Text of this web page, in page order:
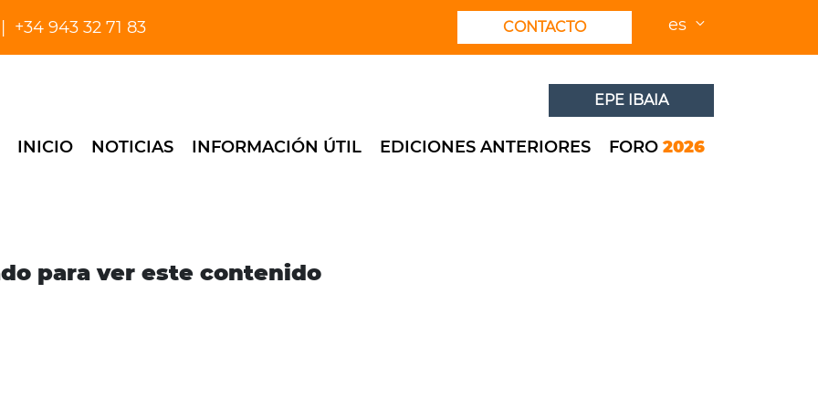
+34 943 32 71 83 CONTACTO es
EPE IBAIA
INICIO NOTICIAS INFORMACIÓN ÚTIL EDICIONES ANTERIORES FORO 2026
para ver este contenido